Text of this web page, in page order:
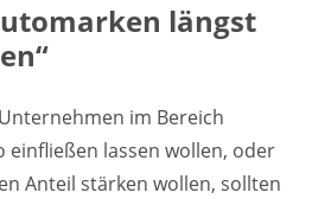
längst
im Bereich
lassen wollen, oder
Anteil stärken wollen, sollten